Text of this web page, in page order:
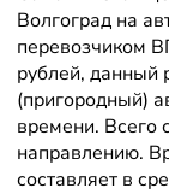
Волгоград на
перевозчиком
рублей, данный
(пригородный)
времени. Всего
направлению.
составляет в